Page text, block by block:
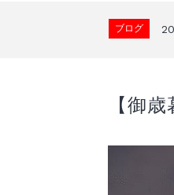
ブログ
【御